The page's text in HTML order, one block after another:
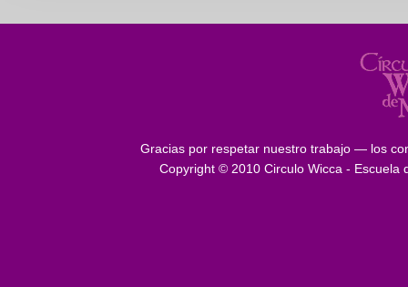
Gracias por respetar nuestro trabajo — los
Copyright © 2010 Circulo Wicca - Escuela